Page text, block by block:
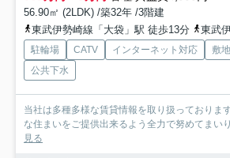
56.90㎡ (2LDK) /築32年 /3階建
東武伊勢崎線「大袋」駅 徒歩13分
東武伊勢
駐輪場 CATV インターネット対応
敷
公共下水
当社は多種多様な賃貸情報を取り扱っておりま
な住まいをご提供出来るよう全力で努めてまい
見る